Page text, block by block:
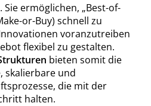
ermöglichen, „Best-of-
or-Buy) schnell zu
voranzutreiben
flexibel zu gestalten.
bieten somit die
skalierbare und
die mit der
halten.